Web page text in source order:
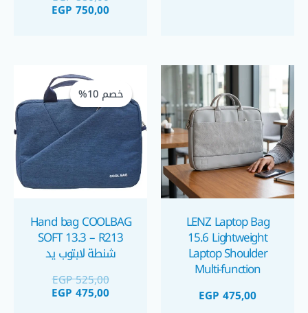
Black/Blue/Grey
EGP 750,00
LENZ Laptop Bag
15.6 Lightweight
Laptop Shoulder
Multi-function
Handbag Black/Silver
EGP 475,00
خصم 10%
خصم 10%
Hand bag COOLBAG
SOFT 13.3 – R213
شنطة لابتوب يد
EGP525,00
الأصلي
هو:
525,00.
EGP 475,00
الحالي
هو:
475,00.